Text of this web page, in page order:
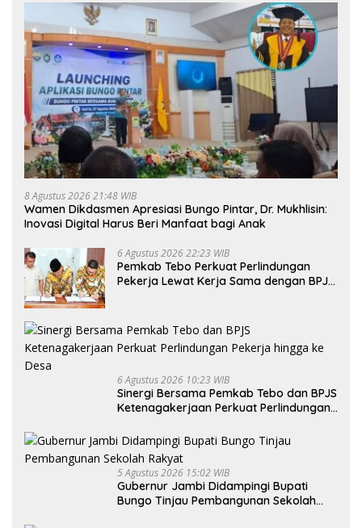
8 Agustus 2026 21:48 WIB
Wamen Dikdasmen Apresiasi Bungo Pintar, Dr. Mukhlisin:
Inovasi Digital Harus Beri Manfaat bagi Anak
6 Agustus 2026 22:23 WIB
Pemkab Tebo Perkuat Perlindungan
Pekerja Lewat Kerja Sama dengan BPJS
6 Agustus 2026 10:23 WIB
Sinergi Bersama Pemkab Tebo dan BPJS
Ketenagakerjaan Perkuat Perlindungan
5 Agustus 2026 15:02 WIB
Gubernur Jambi Didampingi Bupati
Bungo Tinjau Pembangunan Sekolah